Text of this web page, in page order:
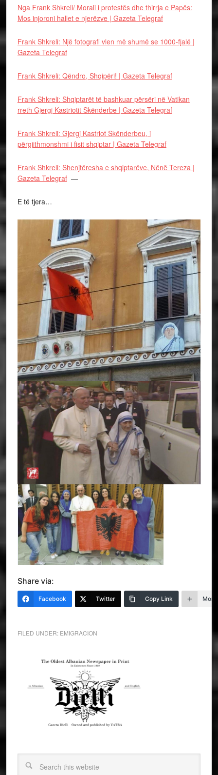
Nga Frank Shkreli/ Morali i protestës dhe thirrja e Papës:
Mos injoroni hallet e njerëzve | Gazeta Telegraf
Frank Shkreli: Një fotografi vlen më shumë se 1000-fjalë |
Gazeta Telegraf
Frank Shkreli: Qëndro, Shqipëri! | Gazeta Telegraf
Frank Shkreli: Shqiptarët të bashkuar përsëri në Vatikan
rreth Gjergj Kastriotit Skënderbe | Gazeta Telegraf
Frank Shkreli: Gjergj Kastriot Skënderbeu, i
përgjithmonshmi i fisit shqiptar | Gazeta Telegraf
Frank Shkreli: Shenjtëresha e shqiptarëve, Nënë Tereza |
Gazeta Telegraf—
E të tjera…
Share via:
Facebook Twitter Copy Link More
FILED UNDER: EMIGRACION